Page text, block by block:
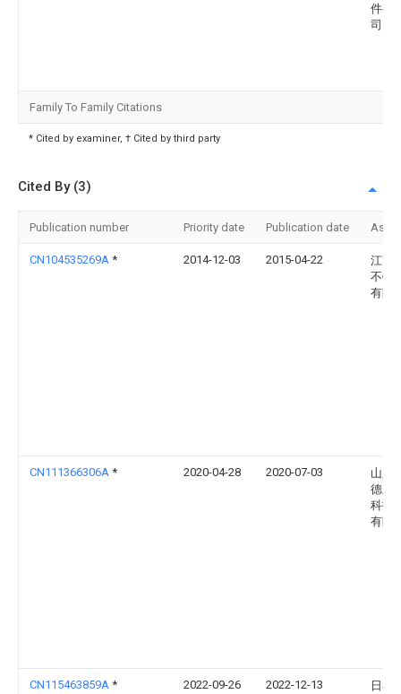
件有
司
Family To Family Citations
* Cited by examiner, † Cited by third party
Cited By (3)
Publication number Priority date Publication date
CN104535269A * 2014-12-03 2015-04-22
江苏
不锈
有限
CN111366306A * 2020-04-28 2020-07-03
山东
德新
科技
有限
CN115463859A * 2022-09-26 2022-12-13
日丰